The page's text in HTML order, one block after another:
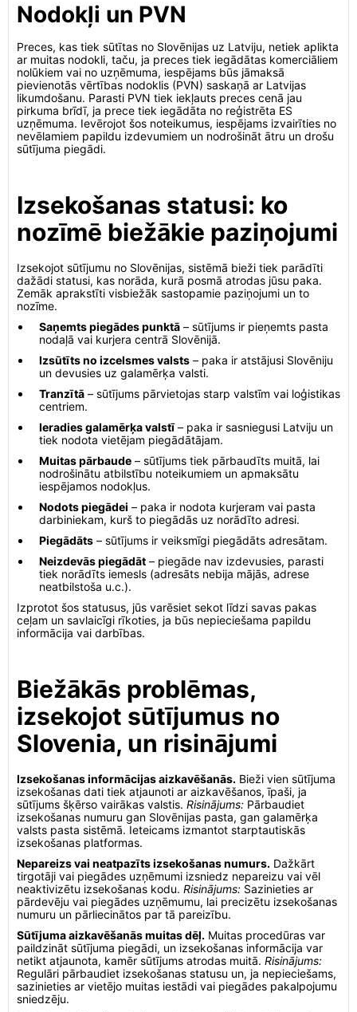
Nodokļi un PVN
Preces, kas tiek sūtītas no Slovēnijas uz Latviju, netiek aplikta
ar muitas nodokli, taču, ja preces tiek iegādātas komerciāliem
nolūkiem vai no uzņēmuma, iespējams būs jāmaksā
pievienotās vērtības nodoklis (PVN) saskaņā ar Latvijas
likumdošanu. Parasti PVN tiek iekļauts preces cenā jau
pirkuma brīdī, ja prece tiek iegādāta no reģistrēta ES
uzņēmuma. Ievērojot šos noteikumus, iespējams izvairīties no
nevēlamiem papildu izdevumiem un nodrošināt ātru un drošu
sūtījuma piegādi.
Izsekošanas statusi: ko
nozīmē biežākie paziņojumi
Izsekojot sūtījumu no Slovēnijas, sistēmā bieži tiek parādīti
dažādi statusi, kas norāda, kurā posmā atrodas jūsu paka.
Zemāk aprakstīti visbiežāk sastopamie paziņojumi un to
nozīme.
Saņemts piegādes punktā – sūtījums ir pieņemts pasta
nodaļā vai kurjera centrā Slovēnijā.
Izsūtīts no izcelsmes valsts – paka ir atstājusi Slovēniju
un devusies uz galamērķa valsti.
Tranzītā – sūtījums pārvietojas starp valstīm vai loģistikas
centriem.
Ieradies galamērķa valstī– paka ir sasniegusi Latviju un
tiek nodota vietējam piegādātājam.
Muitas pārbaude – sūtījums tiek pārbaudīts muitā, lai
nodrošinātu atbilstību noteikumiem un apmaksātu
iespējamos nodokļus.
Nodots piegādei – paka ir nodota kurjeram vai pasta
darbiniekam, kurš to piegādās uz norādīto adresi.
Piegādāts – sūtījums ir veiksmīgi piegādāts adresātam.
Neizdevās piegādāt – piegāde nav izdevusies, parasti
tiek norādīts iemesls (adresāts nebija mājās, adrese
neatbilstoša u.c.).
Izprotot šos statusus, jūs varēsiet sekot līdzi savas pakas
ceļam un savlaicīgi rīkoties, ja būs nepieciešama papildu
informācija vai darbības.
Biežākās problēmas,
izsekojot sūtījumus no
Slovenia, un risinājumi
Izsekošanas informācijas aizkavēšanās. Bieži vien sūtījuma
izsekošanas dati tiek atjaunoti ar aizkavēšanos, īpaši, ja
sūtījums šķērso vairākas valstis. Risinājums: Pārbaudiet
izsekošanas numuru gan Slovēnijas pasta, gan galamērķa
valsts pasta sistēmā. Ieteicams izmantot starptautiskās
izsekošanas platformas.
Nepareizs vai neatpazīts izsekošanas numurs. Dažkārt
tirgotāji vai piegādes uzņēmumi izsniedz nepareizu vai vēl
neaktivizētu izsekošanas kodu. Risinājums: Sazinieties ar
pārdevēju vai piegādes uzņēmumu, lai precizētu izsekošanas
numuru un pārliecinātos par tā pareizību.
Sūtījuma aizkavēšanās muitas dēļ. Muitas procedūras var
paildzināt sūtījuma piegādi, un izsekošanas informācija var
netikt atjaunota, kamēr sūtījums atrodas muitā. Risinājums:
Regulāri pārbaudiet izsekošanas statusu un, ja nepieciešams,
sazinieties ar vietējo muitas iestādi vai piegādes pakalpojumu
sniedzēju.